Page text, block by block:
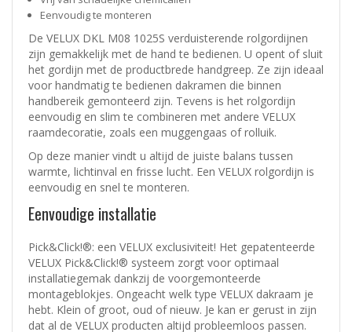
Eenvoudig te monteren
De VELUX DKL M08 1025S verduisterende rolgordijnen
zijn gemakkelijk met de hand te bedienen. U opent of sluit
het gordijn met de productbrede handgreep. Ze zijn ideaal
voor handmatig te bedienen dakramen die binnen
handbereik gemonteerd zijn. Tevens is het rolgordijn
eenvoudig en slim te combineren met andere VELUX
raamdecoratie, zoals een muggengaas of rolluik.
Op deze manier vindt u altijd de juiste balans tussen
warmte, lichtinval en frisse lucht. Een VELUX rolgordijn is
eenvoudig en snel te monteren.
Eenvoudige installatie
Pick&Click!®: een VELUX exclusiviteit! Het gepatenteerde
VELUX Pick&Click!® systeem zorgt voor optimaal
installatiegemak dankzij de voorgemonteerde
montageblokjes. Ongeacht welk type VELUX dakraam je
hebt. Klein of groot, oud of nieuw. Je kan er gerust in zijn
dat al de VELUX producten altijd probleemloos passen.